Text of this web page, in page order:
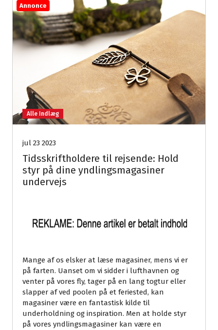
Annonce
Alle Indlæg
jul 23 2023
Tidsskriftholdere til rejsende: Hold
styr på dine yndlingsmagasiner
undervejs
Mange af os elsker at læse magasiner, mens vi er
på farten. Uanset om vi sidder i lufthavnen og
venter på vores fly, tager på en lang togtur eller
slapper af ved poolen på et feriested, kan
magasiner være en fantastisk kilde til
underholdning og inspiration. Men at holde styr
på vores yndlingsmagasiner kan være en